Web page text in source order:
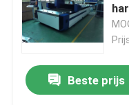
Beste prijs